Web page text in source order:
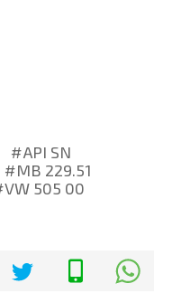
API SN
MB 229.51
VW 505 00